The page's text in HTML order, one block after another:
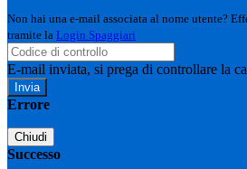
Non hai una e-mail associata al nome utente?
tramite la Login Spaggiari
E-mail inviata, si prega di controllare la
Errore
Chiudi
Successo